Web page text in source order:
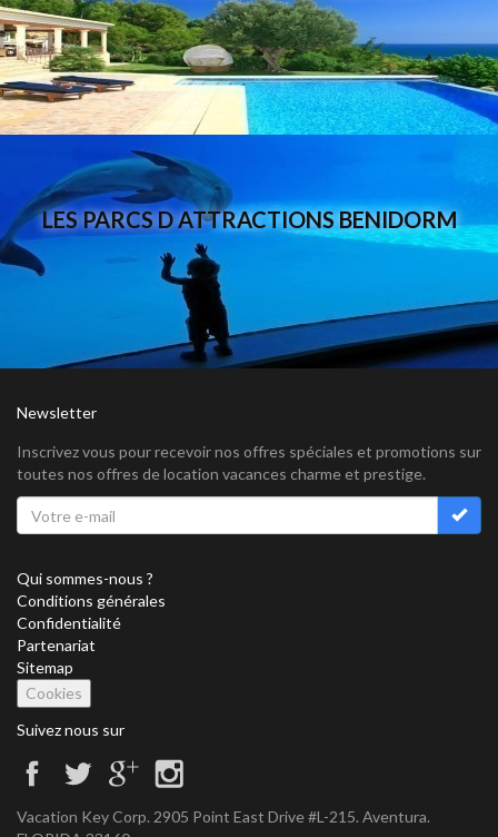
LES PARCS D ATTRACTIONS BENIDORM
Newsletter
Inscrivez vous pour recevoir nos offres spéciales et promotions sur
toutes nos offres de location vacances charme et prestige.
Qui sommes-nous ?
Conditions générales
Confidentialité
Partenariat
Sitemap
Cookies
Suivez nous sur
Vacation Key Corp. 2905 Point East Drive #L-215. Aventura.